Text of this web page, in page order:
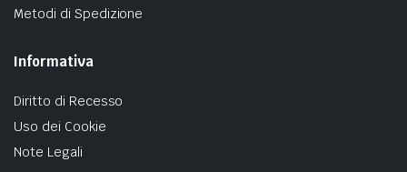
Metodi di Spedizione
Informativa
Diritto di Recesso
Uso dei Cookie
Note Legali